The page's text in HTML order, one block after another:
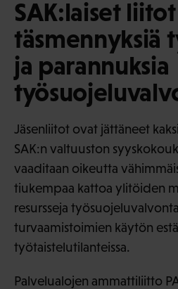
SAK:laiset
täsmennyksiä
ja parannuksia
Jäsenliitot ovat jättäneet
SAK:n valtuuston
vaaditaan oikeutta
tiukempaa kattoa ylitöiden
resursseja
turvaamistoimien käytön
työtaistelutilanteissa.
Palvelualojen ammattiliitto